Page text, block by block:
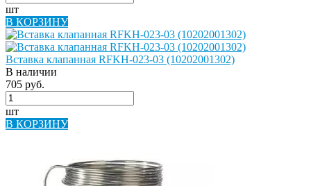
шт
В КОРЗИНУ
Вставка клапанная RFKH-023-03 (10202001302)
В наличии
705 руб.
шт
В КОРЗИНУ